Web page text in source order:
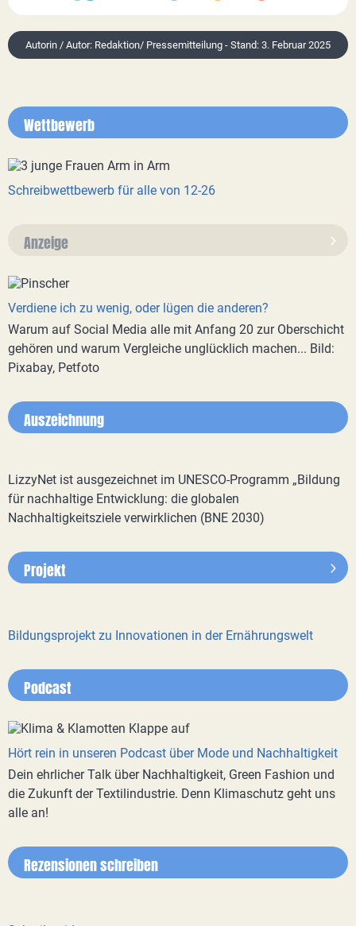
Autorin / Autor: Redaktion/ Pressemitteilung - Stand: 3. Februar 2025
Wettbewerb
Schreibwettbewerb für alle von 12-26
Anzeige
Verdiene ich zu wenig, oder lügen die anderen?
Warum auf Social Media alle mit Anfang 20 zur Oberschicht
gehören und warum Vergleiche unglücklich machen... Bild:
Pixabay, Petfoto
Auszeichnung
LizzyNet ist ausgezeichnet im UNESCO-Programm „Bildung
für nachhaltige Entwicklung: die globalen
Nachhaltigkeitsziele verwirklichen (BNE 2030)
Projekt
Bildungsprojekt zu Innovationen in der Ernährungswelt
Podcast
Hört rein in unseren Podcast über Mode und Nachhaltigkeit
Dein ehrlicher Talk über Nachhaltigkeit, Green Fashion und
die Zukunft der Textilindustrie. Denn Klimaschutz geht uns
alle an!
Rezensionen schreiben